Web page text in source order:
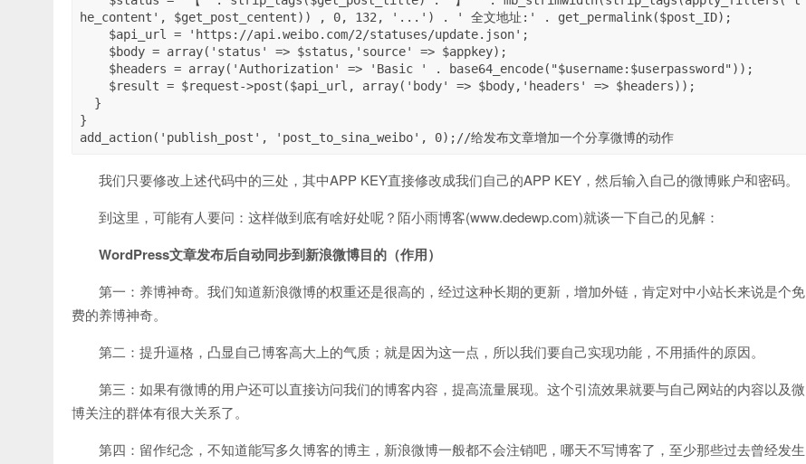
he_content', $get_post_centent)) , 0, 132, '...') . ' 全文地址:' . get_permalink($post_ID);
}
add_action('publish_post', 'post_to_sina_weibo', 0);//给发布文章增加一个分享微博的动作
我们只要修改上述代码中的三处，其中APP KEY直接修改成我们自己的APP KEY，然后输入自己的微博账户和密码。
到这里，可能有人要问：这样做到底有啥好处呢？陌小雨博客(www.dedewp.com)就谈一下自己的见解：
WordPress文章发布后自动同步到新浪微博目的（作用）
第一：养博神奇。我们知道新浪微博的权重还是很高的，经过这种长期的更新，增加外链，肯定对中小站长来说是个免
费的养博神奇。
第二：提升逼格，凸显自己博客高大上的气质；就是因为这一点，所以我们要自己实现功能，不用插件的原因。
第三：如果有微博的用户还可以直接访问我们的博客内容，提高流量展现。这个引流效果就要与自己网站的内容以及微
博关注的群体有很大关系了。
第四：留作纪念，不知道能写多久博客的博主，新浪微博一般都不会注销吧，哪天不写博客了，至少那些过去曾经发生